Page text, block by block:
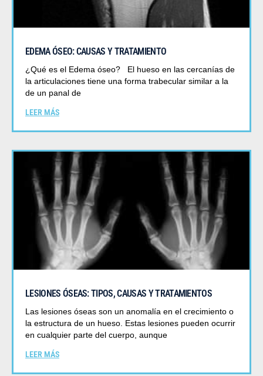
EDEMA ÓSEO: CAUSAS Y TRATAMIENTO
¿Qué es el Edema óseo? El hueso en las cercanías de
la articulaciones tiene una forma trabecular similar a la
de un panal de
LEER MÁS
LESIONES ÓSEAS: TIPOS, CAUSAS Y TRATAMIENTOS
Las lesiones óseas son un anomalía en el crecimiento o
la estructura de un hueso. Estas lesiones pueden ocurrir
en cualquier parte del cuerpo, aunque
LEER MÁS